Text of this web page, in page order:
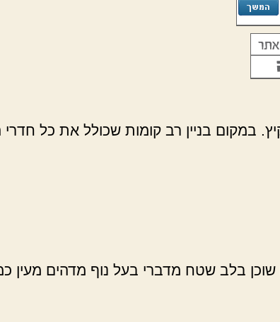
במקום בניין רב קומות שכולל את כל
הזמנה 2022. המלון עצמו שוכן בלב שטח מדברי בעל נוף מדהים